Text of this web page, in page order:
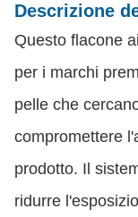
Descrizione
Questo flacone
per i marchi
pelle che
compromettere
prodotto. Il
ridurre